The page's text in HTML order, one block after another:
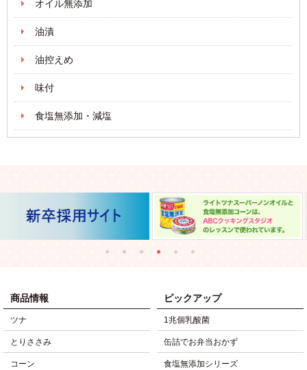
オイル無添加
油漬
油控えめ
味付
食塩無添加・減塩
商品情報
ツナ
とりささみ
コーン
ピックアップ
1兆個乳酸菌
缶詰でお弁当おかず
食塩無添加シリーズ